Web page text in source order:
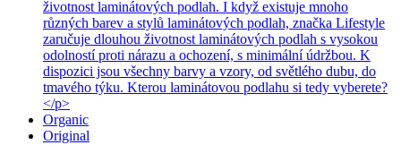
životnost laminátových podlah. I když existuje mnoho
různých barev a stylů laminátových podlah, značka Lifestyle
zaručuje dlouhou životnost laminátových podlah s vysokou
odolností proti nárazu a ochození, s minimální údržbou. K
dispozici jsou všechny barvy a vzory, od světlého dubu, do
tmavého týku. Kterou laminátovou podlahu si tedy vyberete?
</p>
Organic
Original